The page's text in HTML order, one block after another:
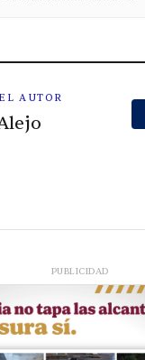
AUTOR
PUBLICIDAD